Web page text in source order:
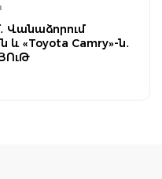
Վանաձորում
և «Toyota Camry»-ն․